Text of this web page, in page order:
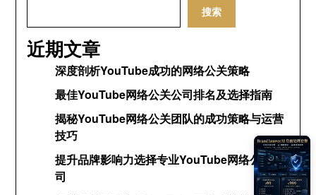
搜索
近期文章
深度剖析YouTube成功的网络公关策略
最佳YouTube网络公关公司排名及选择指南
揭秘YouTube网络公关团队的成功策略与运营
技巧
提升品牌影响力选择专业YouTube网络公关公
司